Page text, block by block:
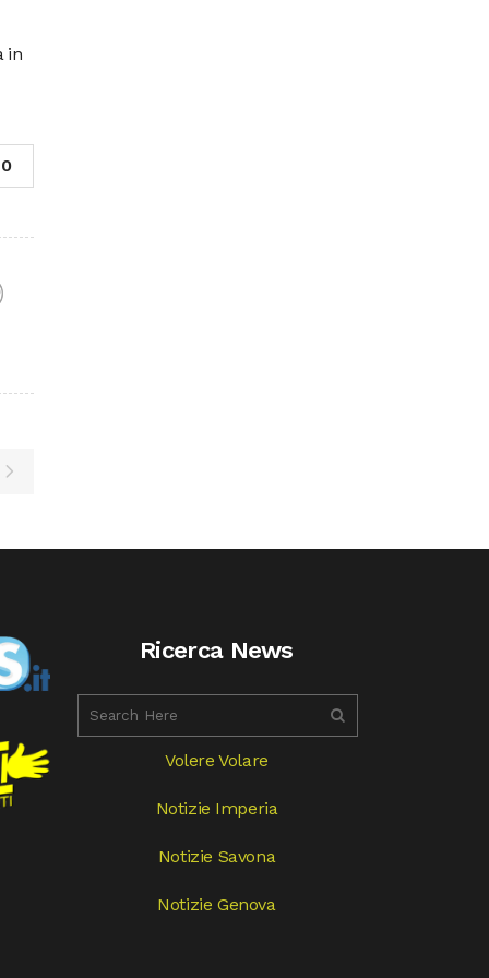
in
0
Ricerca News
Volere Volare
Notizie Imperia
Notizie Savona
Notizie Genova